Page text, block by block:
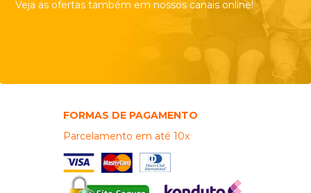
Veja as ofertas também em nossos canais online!
FORMAS DE PAGAMENTO
Parcelamento em até 10x